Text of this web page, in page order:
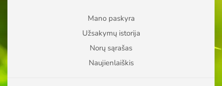
Mano paskyra
Užsakymų istorija
Norų sąrašas
Naujienlaiškis